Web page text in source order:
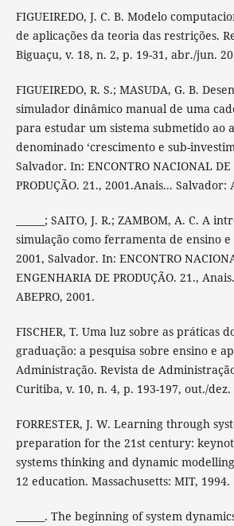
FIGUEIREDO, J. C. B. Modelo
de aplicações da teoria das restrições.
Biguaçu, v. 18, n. 2, p. 19-31, abr./jun.
FIGUEIREDO, R. S.; MASUDA, G. B.
simulador dinâmico manual de uma
para estudar um sistema submetido ao
denominado ‘crescimento e sub-
Salvador. In: ENCONTRO NACIONAL
PRODUÇÃO. 21., 2001.Anais... Salvador:
______; SAITO, J. R.; ZAMBOM, A. C. A
simulação como ferramenta de ensino
2001, Salvador. In: ENCONTRO
ENGENHARIA DE PRODUÇÃO. 21.,
ABEPRO, 2001.
FISCHER, T. Uma luz sobre as práticas
graduação: a pesquisa sobre ensino e
Administração. Revista de
Curitiba, v. 10, n. 4, p. 193-197, out./dez.
FORRESTER, J. W. Learning through
preparation for the 21st century:
systems thinking and dynamic
12 education. Massachusetts: MIT, 1994.
______. The beginning of system